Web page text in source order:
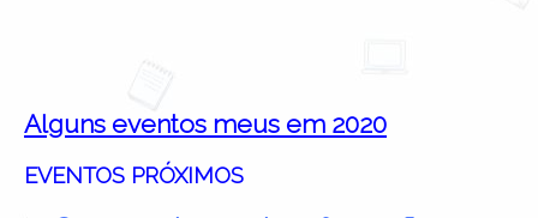
Alguns eventos meus em 2020
EVENTOS PRÓXIMOS